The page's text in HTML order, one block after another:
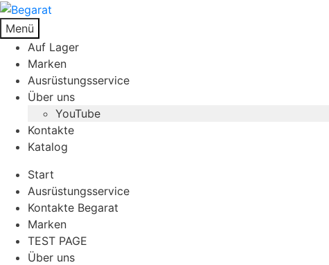
Menü
Auf Lager
Marken
Ausrüstungsservice
Über uns
YouTube
Kontakte
Katalog
Start
Ausrüstungsservice
Kontakte Begarat
Marken
TEST PAGE
Über uns